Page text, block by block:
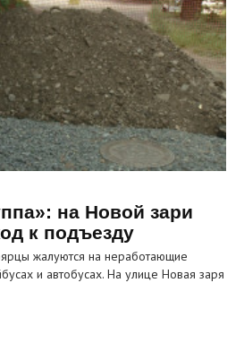
на Новой зари
к подъезду
жалуются на неработающие
и автобусах. На улице Новая заря